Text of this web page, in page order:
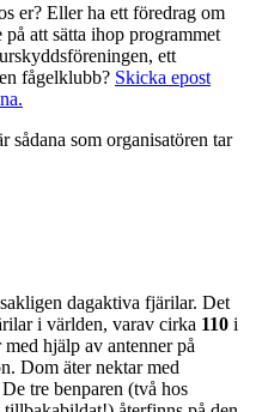
er? Eller ha ett föredrag om
att sätta ihop programmet
ett
fågelklubb? Skicka epost
sådana som organisatören tar
dagaktiva fjärilar. Det
i världen, varav cirka 110 i
hjälp av antenner på
Dom äter nektar med
tre benparen (två hos